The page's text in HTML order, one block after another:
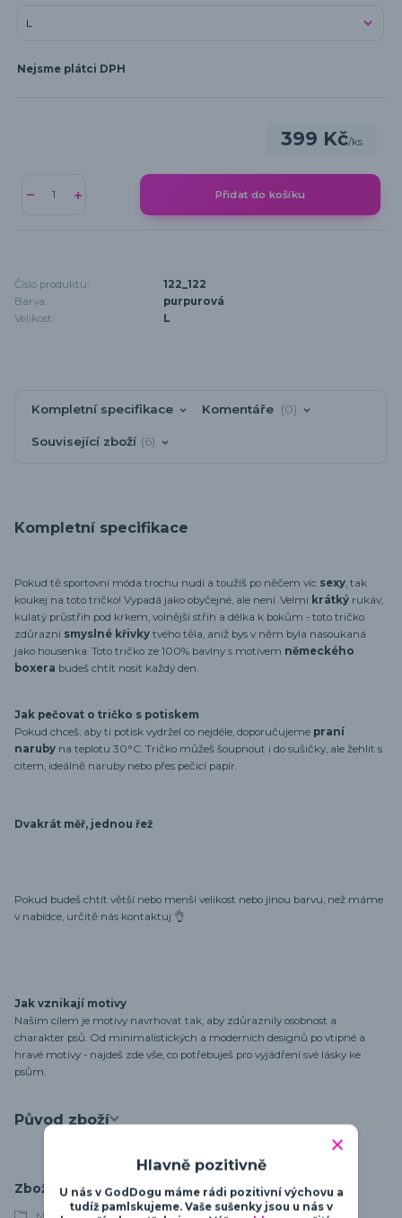
Nejsme plátci DPH
399 Kč/ks
Přidat do košíku
Číslo produktu:
122_122
Barva:
purpurová
Velikost:
L
Kompletní specifikace Komentáře 0
Související zboží 6
Kompletní specifikace
Pokud tě sportovní móda trochu nudí a toužíš po něčem víc sexy, tak
koukej na toto tričko! Vypadá jako obyčejné, ale není. Velmi krátký rukáv,
kulatý průstřih pod krkem, volnější střih a délka k bokům - toto tričko
zdůrazní smyslné křivky tvého těla, aniž bys v něm byla nasoukaná
jako housenka. Toto tričko ze 100% bavlny s motivem německého
boxera budeš chtít nosit každý den.
Jak pečovat o tričko s potiskem
Pokud chceš, aby ti potisk vydržel co nejdéle, doporučujeme praní
naruby na teplotu 30°C. Tričko můžeš šoupnout i do sušičky, ale žehlit s
citem, ideálně naruby nebo přes pečicí papír.
Dvakrát měř, jednou řež
Pokud budeš chtít větší nebo menší velikost nebo jinou barvu, než máme
v nabídce, určitě nás kontaktuj 👌
Jak vznikají motivy
Naším cílem je motivy navrhovat tak, aby zdůraznily osobnost a
charakter psů. Od minimalistických a moderních designů po vtipné a
hravé motivy - najdeš zde vše, co potřebuješ pro vyjádření své lásky ke
psům.
Původ zboží
Zboží zařazeno v kategoriích
Hlavně pozitivně
U nás v GodDogu máme rádi pozitivní výchovu a
tudíž pamlskujeme. Vaše sušenky jsou u nás v